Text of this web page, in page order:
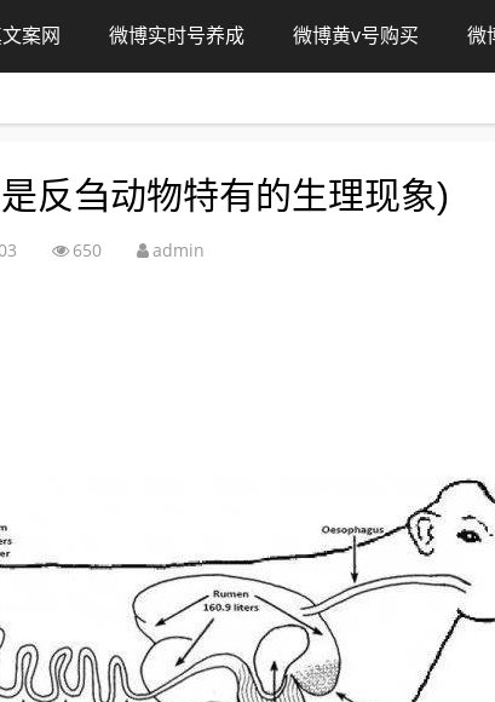
案网 微博实时号养成 微博黄v号购买 微
反刍动物特有的生理现象)
650 admin